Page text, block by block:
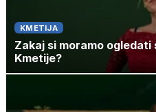
KMETIJA
Zakaj si moramo
Kmetije?